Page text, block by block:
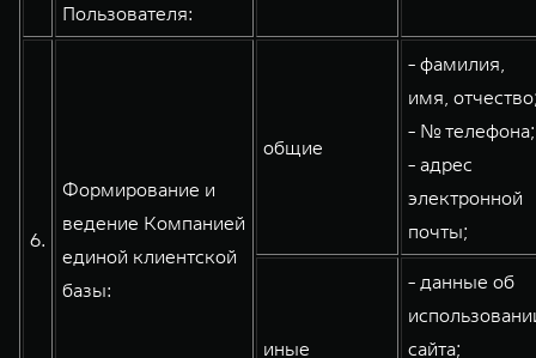
Пользователя:
6.
Формирование и
ведение Компанией
единой клиентской
базы:
общие
- фамилия,
имя,
- № телефона;
- адрес
электронной
почты;
иные
- данные об
сайта;